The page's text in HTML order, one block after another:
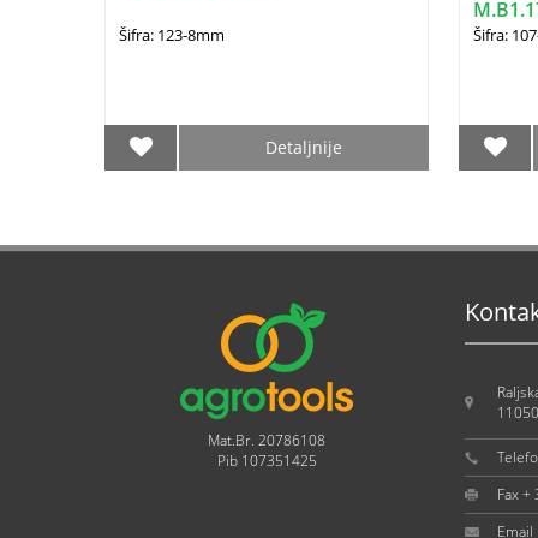
Šifra: 123-8mm
Detaljnije
Šifra:
Mat.Br. 20786108
Pib 107351425
Fax +